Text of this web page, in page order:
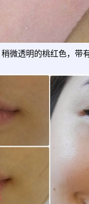
微透明的桃红色，带